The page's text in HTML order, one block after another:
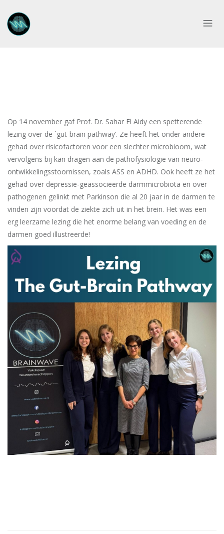
Op 14 november gaf Prof. Dr. Sahar El Aidy een spetterende
lezing over de ´gut-brain pathway’. Ze heeft het onder andere
gehad over risicofactoren voor een slechter microbioom, wat
vervolgens bij kan dragen aan de pathofysiologie van neuro-
ontwikkelingsstoornissen, zoals ASS en ADHD. Ook heeft ze het
gehad over depressie-geassocieerde darmmicrobiota en over
pathogenen gelinkt met Parkinson die al 20 jaar in de darmen te
vinden zijn voordat de ziekte zich uit in het brein. Het was een
erg leerzame lezing die het enorme belang van voeding en de
darmen goed illustreerde!